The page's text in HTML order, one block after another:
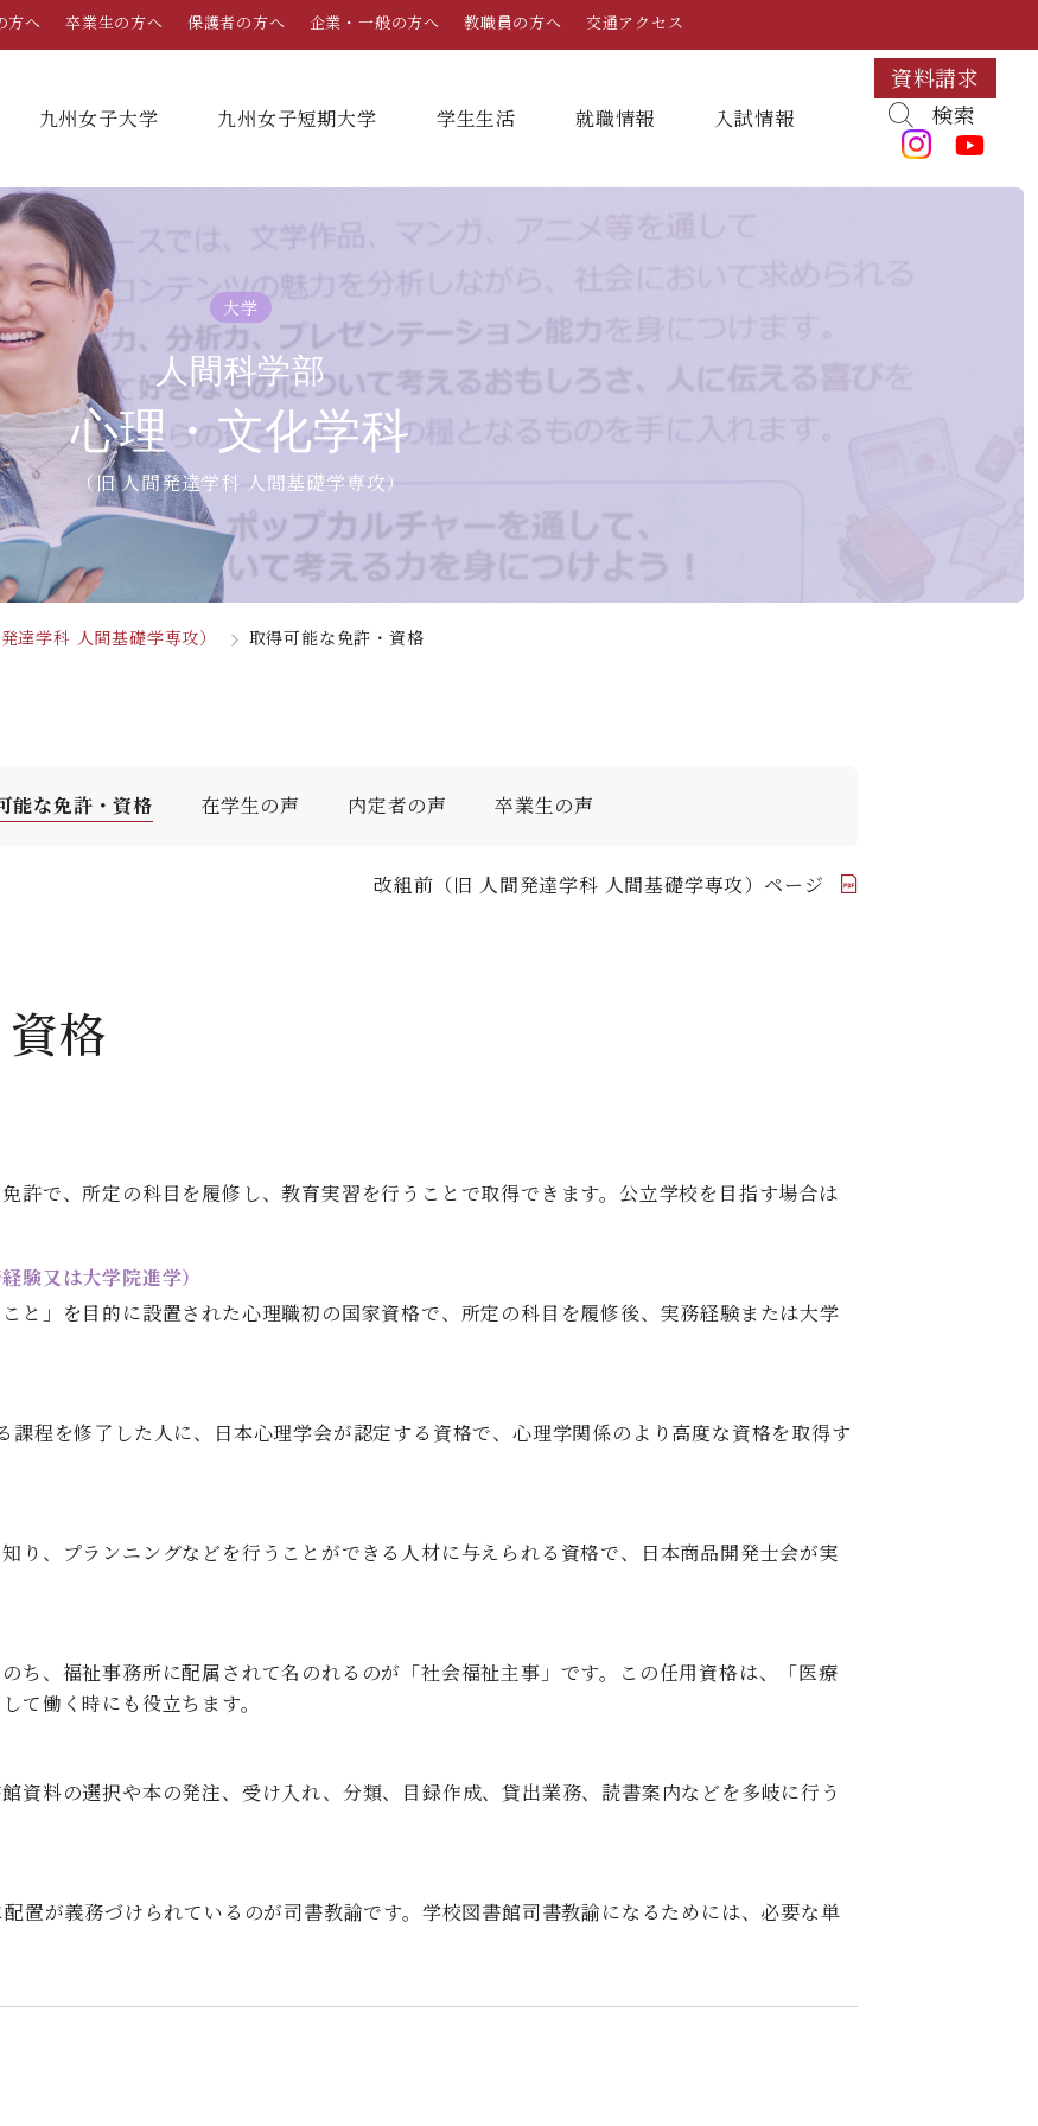
方へ 卒業生の方へ 保護者の方へ 企業・一般の方へ 教職員の方へ 交通アクセス
案内
メッセージ キャンパスマップ・施設紹介
理念・学則
情報 デジタルパンフレット
SNS
・学科
女子大学
政学部
生活デザイン学科（旧 人間生活学科）
栄養学科［管理栄養士課程］
間科学部
児童・幼児教育学科（旧 人間発達学科 人間発達学専攻）
心理・文化学科（旧 人間発達学科 人間基礎学専攻）
・学科
女子短期大学
ども健康学科
幼稚園教諭養成課程
養護教諭養成課程
攻科
子ども健康学専攻
検索
生活
ンパスカレンダー 学納金
金
会（サークル紹介）
サポート
情報
活動年間スケジュール 就職対策講座・ガイダンス
・キャリア支援
・資格一覧
州市の企業情報・求人情報 就職なんでも相談窓口
者別
情報
試験要項・提出書類 入試日程・科目
方法
定員・選抜区分別募集定員
プンキャンパス WEB相談会
見学
九州女子大学 九州女子短期大学 学⽣⽣活 就職情報 ⼊試情報
資料請求
検索
大学
人間科学部
心理・文化学科
（旧 人間発達学科 人間基礎学専攻）
達学科 人間基礎学専攻） 取得可能な免許・資格
能な免許・資格 在学生の声 内定者の声 卒業生の声
改組前（旧 人間発達学科 人間基礎学専攻）ページ
格
許で、所定の科目を履修し、教育実習を行うことで取得できます。公立学校を目指す場合は
験又は大学院進学）
と」を目的に設置された心理職初の国家資格で、所定の科目を履修後、実務経験または大学
程を修了した人に、日本心理学会が認定する資格で、心理学関係のより高度な資格を取得す
り、プランニングなどを行うことができる人材に与えられる資格で、日本商品開発士会が実
ち、福祉事務所に配属されて名のれるのが「社会福祉主事」です。この任用資格は、「医療
て働く時にも役立ちます。
資料の選択や本の発注、受け入れ、分類、目録作成、貸出業務、読書案内などを多岐に行う
置が義務づけられているのが司書教諭です。学校図書館司書教諭になるためには、必要な単